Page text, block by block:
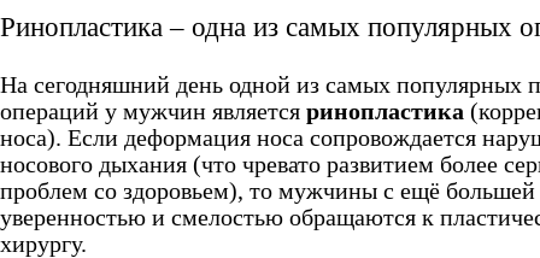
Ринопластика – одна из самых популярных
На сегодняшний день одной из самых популярных
операций у мужчин является ринопластика
носа). Если деформация носа сопровождается
носового дыхания (что чревато развитием более
проблем со здоровьем), то мужчины с ещё большей
уверенностью и смелостью обращаются к
хирургу.